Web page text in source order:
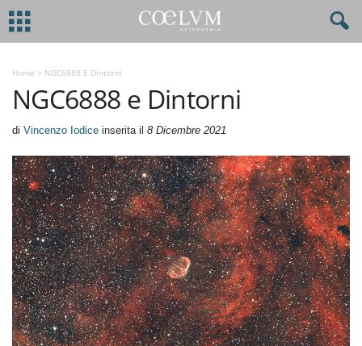
Home > NGC6888 E Dintorni
NGC6888 e Dintorni
di Vincenzo Iodice inserita il 8 Dicembre 2021